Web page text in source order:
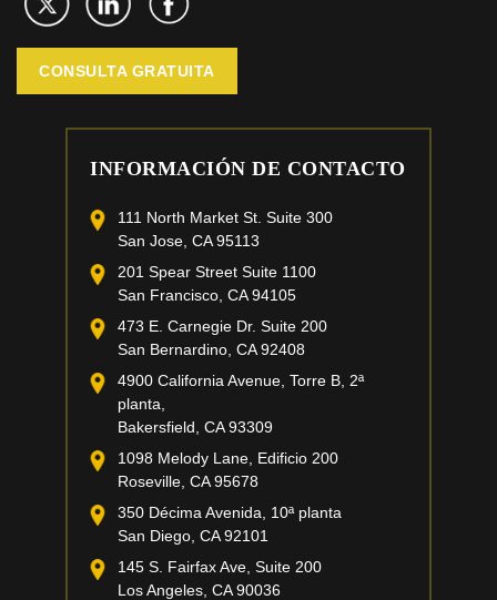
CONSULTA GRATUITA
INFORMACIÓN DE CONTACTO
111 North Market St. Suite 300
San Jose, CA 95113
201 Spear Street Suite 1100
San Francisco, CA 94105
473 E. Carnegie Dr. Suite 200
San Bernardino, CA 92408
4900 California Avenue, Torre B, 2ª
planta,
Bakersfield, CA 93309
1098 Melody Lane, Edificio 200
Roseville, CA 95678
350 Décima Avenida, 10ª planta
San Diego, CA 92101
145 S. Fairfax Ave, Suite 200
Los Angeles, CA 90036